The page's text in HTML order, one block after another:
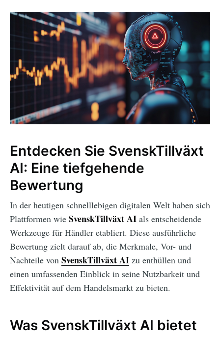
Entdecken Sie SvenskTillväxt
AI: Eine tiefgehende
Bewertung
In der heutigen schnelllebigen digitalen Welt haben sich
Plattformen wie SvenskTillväxt AI als entscheidende
Werkzeuge für Händler etabliert. Diese ausführliche
Bewertung zielt darauf ab, die Merkmale, Vor- und
Nachteile von SvenskTillväxt AI zu enthüllen und
einen umfassenden Einblick in seine Nutzbarkeit und
Effektivität auf dem Handelsmarkt zu bieten.
Was SvenskTillväxt AI bietet